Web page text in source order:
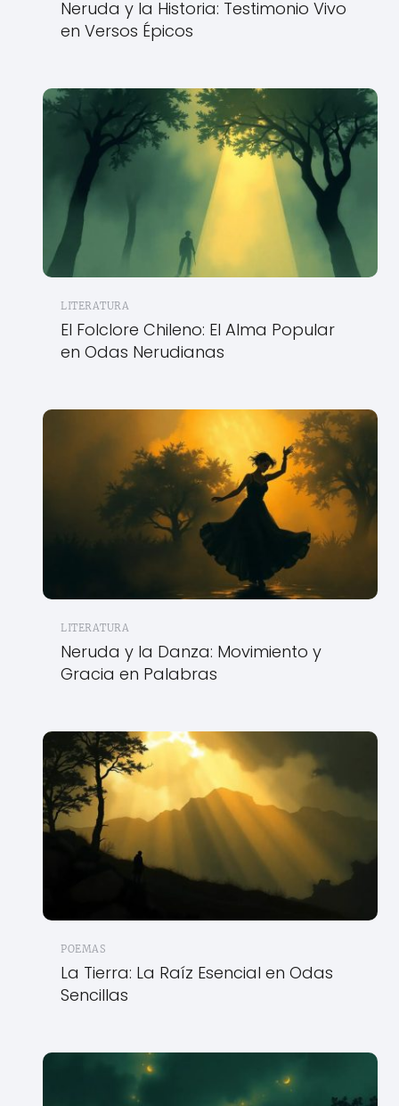
Neruda y la Historia: Testimonio Vivo
en Versos Épicos
LITERATURA
El Folclore Chileno: El Alma Popular
en Odas Nerudianas
LITERATURA
Neruda y la Danza: Movimiento y
Gracia en Palabras
POEMAS
La Tierra: La Raíz Esencial en Odas
Sencillas